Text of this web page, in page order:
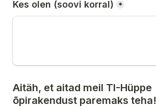
Kes olen (soovi korral) *
Aitäh, et aitad meil TI-Hüppe
õpirakendust paremaks teha!